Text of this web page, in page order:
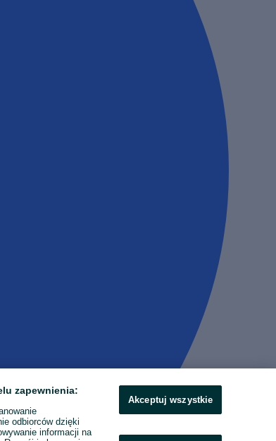
zapewnienia:
odbiorców dzięki
informacji na
Akceptuj wszystkie